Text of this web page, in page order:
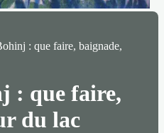
: que faire, baignade,
: que faire,
du lac